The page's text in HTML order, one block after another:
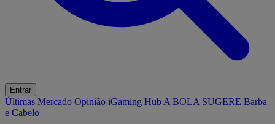
Entrar
Últimas Mercado Opinião iGaming Hub A BOLA SUGERE Barba
e Cabelo